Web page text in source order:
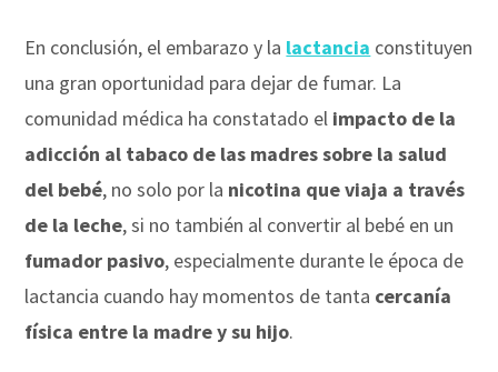
En conclusión, el embarazo y la lactancia constituyen
una gran oportunidad para dejar de fumar. La
comunidad médica ha constatado el impacto de la
adicción al tabaco de las madres sobre la salud
del bebé, no solo por la nicotina que viaja a través
de la leche, si no también al convertir al bebé en un
fumador pasivo, especialmente durante le época de
lactancia cuando hay momentos de tanta cercanía
física entre la madre y su hijo.